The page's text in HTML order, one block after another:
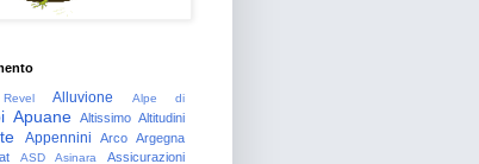
Alluvione
Alpe di
Apuane Altissimo Altitudini
Appennini Arco Argegna
ASD Asinara Assicurazioni